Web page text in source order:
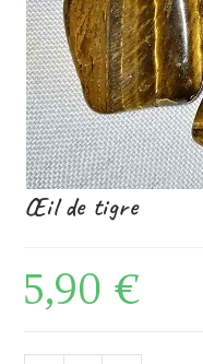
Œil de tigre
5,90€